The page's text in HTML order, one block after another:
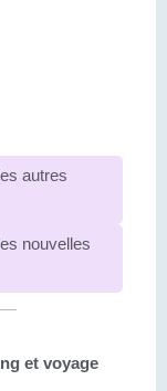
autres
nouvelles
et voyage